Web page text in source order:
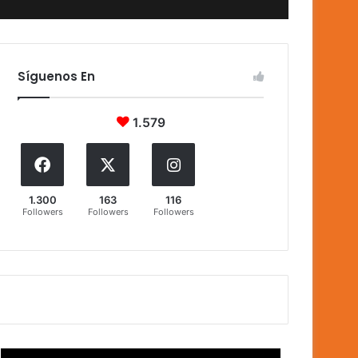
Síguenos En
1.579
1.300
Followers
163
Followers
116
Followers